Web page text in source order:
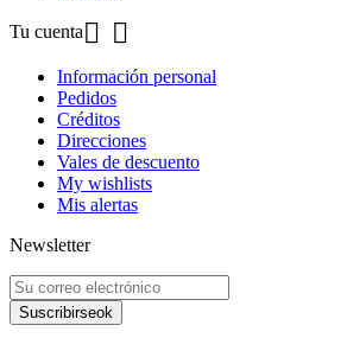
Tu cuenta 
Información personal
Pedidos
Créditos
Direcciones
Vales de descuento
My wishlists
Mis alertas
Newsletter
Suscribirseok